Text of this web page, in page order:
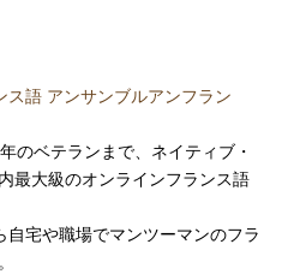
ス語 アンサンブルアンフラン
のベテランまで、ネイティブ・
最大級のオンラインフランス語
自宅や職場でマンツーマンのフラ